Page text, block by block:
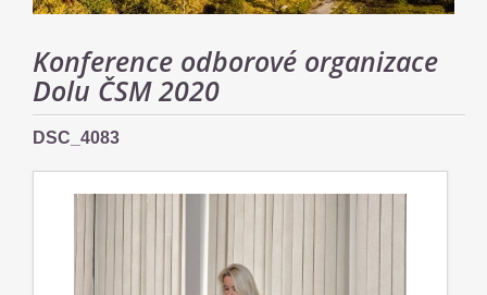
Konference odborové organizace
Dolu ČSM 2020
DSC_4083